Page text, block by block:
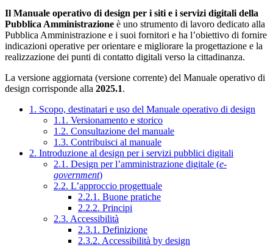
Il Manuale operativo di design per i siti e i servizi digitali della
Pubblica Amministrazione è uno strumento di lavoro dedicato alla
Pubblica Amministrazione e i suoi fornitori e ha l’obiettivo di fornire
indicazioni operative per orientare e migliorare la progettazione e la
realizzazione dei punti di contatto digitali verso la cittadinanza.
La versione aggiornata (versione corrente) del Manuale operativo di
design corrisponde alla 2025.1.
1. Scopo, destinatari e uso del Manuale operativo di design
1.1. Versionamento e storico
1.2. Consultazione del manuale
1.3. Contribuisci al manuale
2. Introduzione al design per i servizi pubblici digitali
2.1. Design per l’amministrazione digitale (e-
government)
2.2. L’approccio progettuale
2.2.1. Buone pratiche
2.2.2. Principi
2.3. Accessibilità
2.3.1. Definizione
2.3.2. Accessibilità by design